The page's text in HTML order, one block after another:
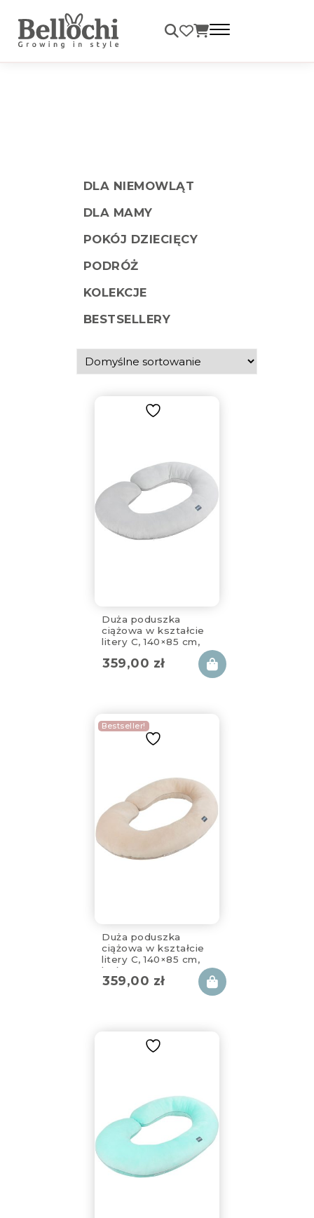
Darmowa dostawa od 99 zł
DLA NIEMOWLĄT
DLA MAMY
POKÓJ DZIECIĘCY
PODRÓŻ
KOLEKCJE
BESTSELLERY
Duża poduszka
ciążowa w kształcie
litery C, 140×85 cm,
359,00 zł
Bestseller!
Duża poduszka
ciążowa w kształcie
litery C, 140×85 cm,
beżowa
359,00 zł